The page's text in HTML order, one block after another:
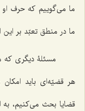
ما می‌گوییم که حرف
ما در منطق تعبّد بر
مسئلۀ دیگری که
هر قضیّه‌ای باید
قضایا بحث می‌کنیم،